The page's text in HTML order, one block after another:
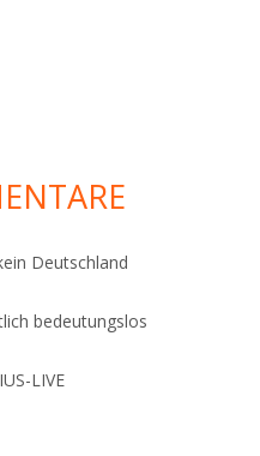
Deutschland
bedeutungslos
LIVE